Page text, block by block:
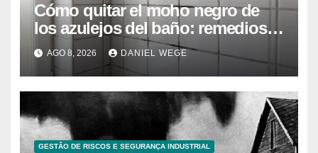
Cómo quitar el moho negro de
los azulejos del baño: remedios
caseros efectivos
AGO 8, 2026 DANIEL WEGE
GESTÃO DE RISCOS E SEGURANÇA INDUSTRIAL